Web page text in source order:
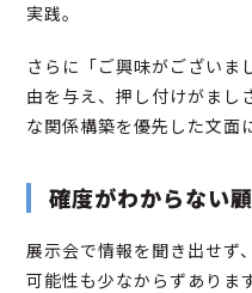
実践。
さらに「ご興味がございま
由を与え、押し付けがまし
な関係構築を優先した文面
確度がわからない
展示会で情報を聞き出せず
可能性も少なからずありま